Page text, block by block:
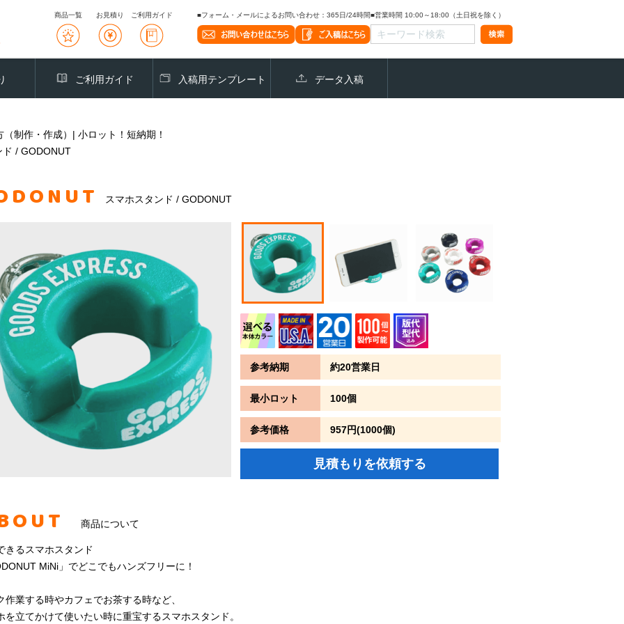
商品一覧 お見積り ご利用ガイド ■フォーム・メールによるお問い合わせ：365日/24時間■営業時間 10:00～18:00（土日祝を除く）
ご利用ガイド 入稿用テンプレート データ入稿
制作・作成）| 小ロット！短納期！
ド / GODONUT
スマホスタンド / GODONUT
参考納期 約20営業日
最小ロット 100個
参考価格 957円(1000個)
見積もりを依頼する
商品について
きるスマホスタンド
MiNi」でどこでもハンズフリーに！
作業する時やカフェでお茶する時など、
を立てかけて使いたい時に重宝するスマホスタンド。